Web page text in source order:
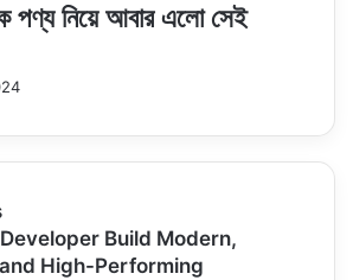
পণ্য নিয়ে আবার এলো সেই
Build Modern,
High-Performing